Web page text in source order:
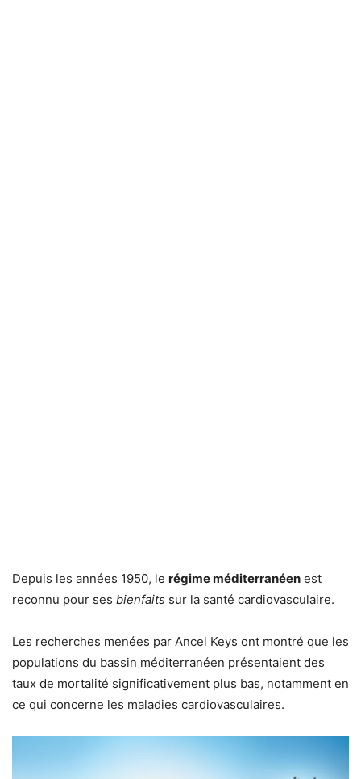
Depuis les années 1950, le régime méditerranéen est
reconnu pour ses bienfaits sur la santé cardiovasculaire.
Les recherches menées par Ancel Keys ont montré que les
populations du bassin méditerranéen présentaient des
taux de mortalité significativement plus bas, notamment en
ce qui concerne les maladies cardiovasculaires.